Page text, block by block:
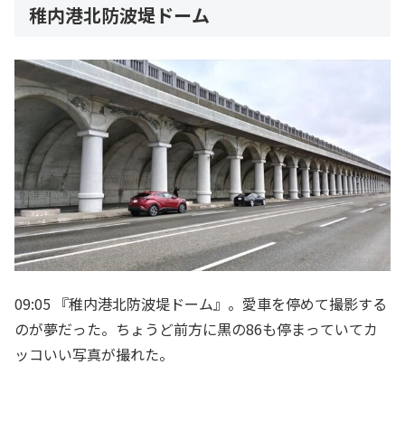
稚内港北防波堤ドーム
09:05 『稚内港北防波堤ドーム』。愛車を停めて撮影する
のが夢だった。ちょうど前方に黒の86も停まっていてカ
ッコいい写真が撮れた。